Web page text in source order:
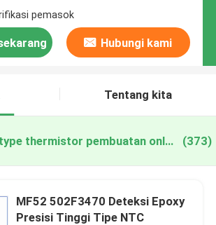
pemasok
Hubungi kami
Tentang kita
power ntc type thermistor pembuatan online (373)
MF52 502F3470 Deteksi Epoxy
Presisi Tinggi Tipe NTC